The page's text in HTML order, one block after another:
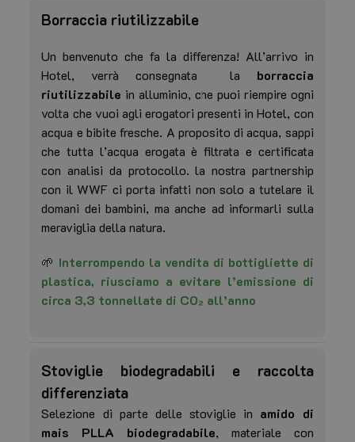
Borraccia riutilizzabile
Un benvenuto che fa la differenza! All’arrivo in
Hotel, verrà consegnata la borraccia
riutilizzabile in alluminio, che puoi riempire ogni
volta che vuoi agli erogatori presenti in Hotel, con
acqua e bibite fresche. A proposito di acqua, sappi
che tutta l’acqua erogata è filtrata e certificata
con analisi da protocollo. la nostra partnership
con il WWF ci porta infatti non solo a tutelare il
domani dei bambini, ma anche ad informarli sulla
meraviglia della natura.
🌱 Interrompendo la vendita di bottigliette di
plastica, riusciamo a evitare l’emissione di
circa 3,3 tonnellate di CO₂ all’anno
Stoviglie biodegradabili e raccolta
differenziata
Selezione di parte delle stoviglie in amido di
mais PLLA biodegradabile, materiale con